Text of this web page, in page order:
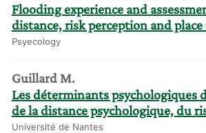
Flooding experience and
distance, risk perception and
Psyecology
Guillard M.
Les déterminants psychologiques
de la distance psychologique, du
Université de Nantes